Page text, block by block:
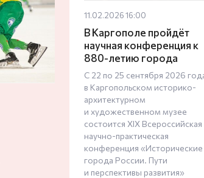
11.02.2026 16:00
В Каргополе пройдёт
научная конференция к
880-летию города
С 22 по 25 сентября 2026
в Каргопольском историко-
архитектурном
и художественном музее
состоится XIX Всероссийская
научно-практическая
конференция «Исторические
города России. Пути
и перспективы развития»